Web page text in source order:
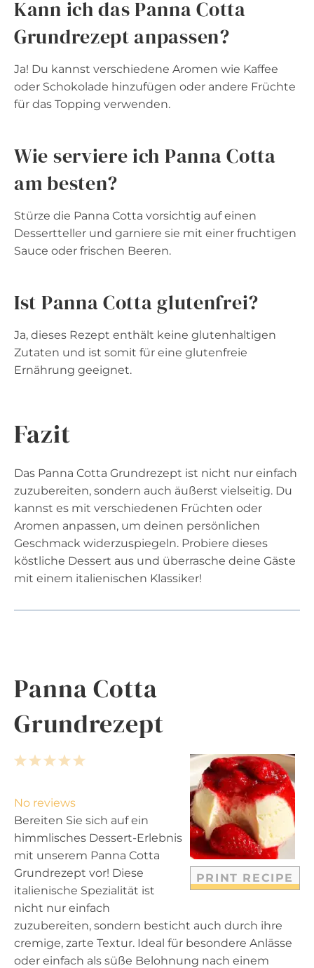
Kann ich das Panna Cotta
Grundrezept anpassen?
Ja! Du kannst verschiedene Aromen wie Kaffee
oder Schokolade hinzufügen oder andere Früchte
für das Topping verwenden.
Wie serviere ich Panna Cotta
am besten?
Stürze die Panna Cotta vorsichtig auf einen
Dessertteller und garniere sie mit einer fruchtigen
Sauce oder frischen Beeren.
Ist Panna Cotta glutenfrei?
Ja, dieses Rezept enthält keine glutenhaltigen
Zutaten und ist somit für eine glutenfreie
Ernährung geeignet.
Fazit
Das Panna Cotta Grundrezept ist nicht nur einfach
zuzubereiten, sondern auch äußerst vielseitig. Du
kannst es mit verschiedenen Früchten oder
Aromen anpassen, um deinen persönlichen
Geschmack widerzuspiegeln. Probiere dieses
köstliche Dessert aus und überrasche deine Gäste
mit einem italienischen Klassiker!
Panna Cotta
Grundrezept
PRINT RECIPE
5
a
s
4
t
a
r
s
3
t
a
r
s
2
t
a
r
s
1
t
a
r
No reviews
Bereiten Sie sich auf ein
himmlisches Dessert-Erlebnis
mit unserem Panna Cotta
Grundrezept vor! Diese
italienische Spezialität ist
nicht nur einfach
zuzubereiten, sondern besticht auch durch ihre
cremige, zarte Textur. Ideal für besondere Anlässe
oder einfach als süße Belohnung nach einem